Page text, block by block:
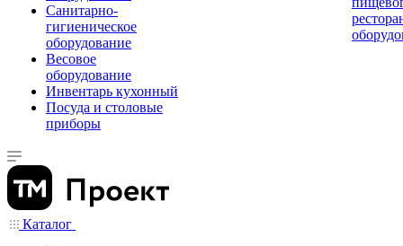
Санитарно-
гигиеническое
оборудование
Весовое
оборудование
Инвентарь кухонный
Посуда и столовые
приборы
Каталог